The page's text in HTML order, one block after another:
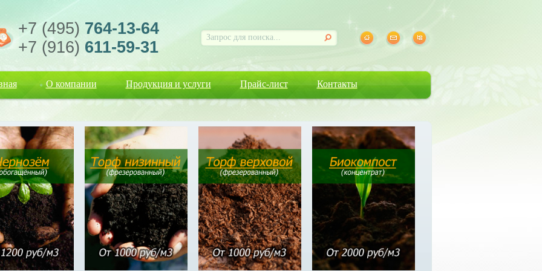
+7 (495) 764-13-64
+7 (916) 611-59-31
О компании Продукция и услуги Прайс-лист Контакты